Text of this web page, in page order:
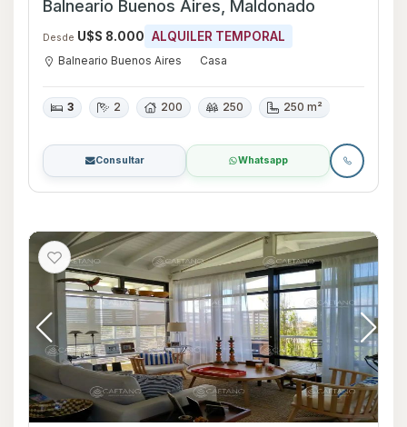
Balneario Buenos Aires, Maldonado
Desde U$S 8.000 ALQUILER TEMPORAL
Balneario Buenos Aires Casa
3 2 200 250 250 m²
Consultar Whatsapp